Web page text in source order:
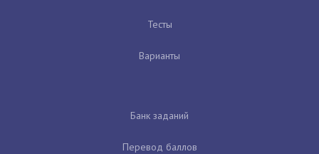
Тесты
Варианты
Банк заданий
Перевод баллов